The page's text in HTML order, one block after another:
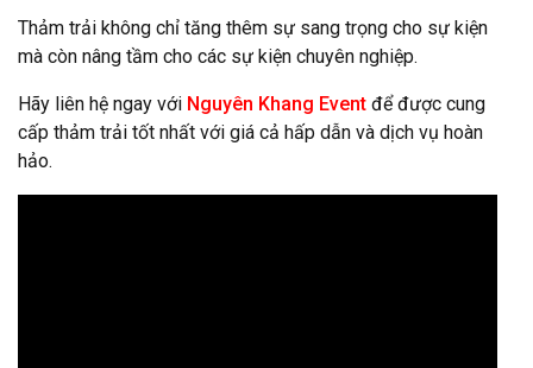
Thảm trải không chỉ tăng thêm sự sang trọng cho sự kiện
mà còn nâng tầm cho các sự kiện chuyên nghiệp.
Hãy liên hệ ngay với Nguyên Khang Event để được cung
cấp thảm trải tốt nhất với giá cả hấp dẫn và dịch vụ hoàn
hảo.